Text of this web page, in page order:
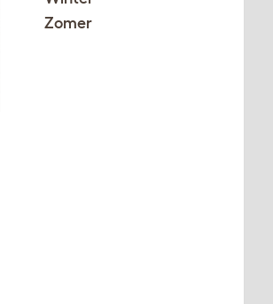
Zomer